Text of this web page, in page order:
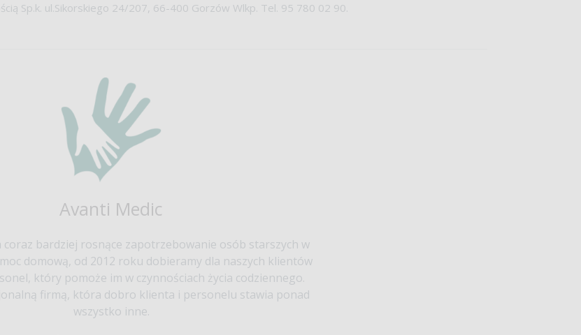
Sp.k. ul.Sikorskiego 24/207, 66-400 Gorzów Wlkp. Tel. 95 780 02 90.
Avanti Medic
coraz bardziej rosnące zapotrzebowanie osób starszych w
domową, od 2012 roku dobieramy dla naszych klientów
który pomoże im w czynnościach życia codziennego.
firmą, która dobro klienta i personelu stawia ponad
wszystko inne.